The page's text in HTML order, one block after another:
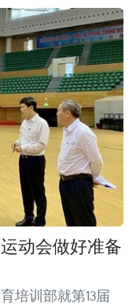
动会做好准备
培训部就第13届